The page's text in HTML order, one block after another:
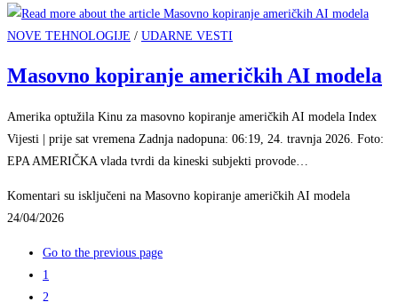
NOVE TEHNOLOGIJE / UDARNE VESTI
Masovno kopiranje američkih AI modela
Amerika optužila Kinu za masovno kopiranje američkih AI modela Index
Vijesti | prije sat vremena Zadnja nadopuna: 06:19, 24. travnja 2026. Foto:
EPA AMERIČKA vlada tvrdi da kineski subjekti provode…
Komentari su isključeni na Masovno kopiranje američkih AI modela
24/04/2026
Go to the previous page
1
2